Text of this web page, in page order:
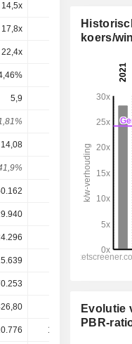
14,5x
17,8x 18,8x
22,4x
5,9
14,08 13,23
48,4%
152.409
14.701
358,90
1.110.776
koers/
Evolutie
PBR-